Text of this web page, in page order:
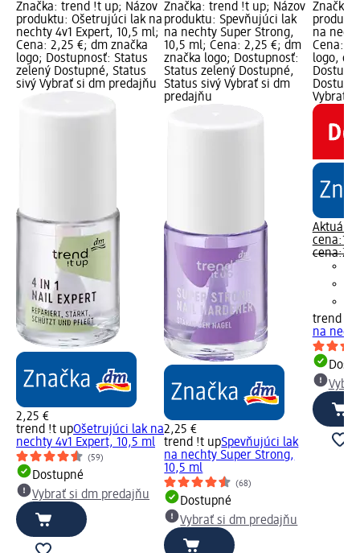
Značka: trend !t up; Názov
produktu: Ošetrujúci lak na
nechty 4v1 Expert, 10,5 ml;
Cena: 2,25 €; dm značka
logo; Dostupnosť: Status
zelený Dostupné, Status
sivý Vybrať si dm predajňu
2,25 €
trend !t upOšetrujúci lak na
nechty 4v1 Expert, 10,5 ml
(59)
Dostupné
Vybrať si dm predajňu
Značka: trend !t up; Názov
produktu: Spevňujúci lak
na nechty Super Strong,
10,5 ml; Cena: 2,25 €; dm
značka logo; Dostupnosť:
Status zelený Dostupné,
Status sivý Vybrať si dm
predajňu
2,25 €
trend !t upSpevňujúci lak
na nechty Super Strong,
10,5 ml
(68)
Dostupné
Vybrať si dm predajňu
Značka:
na
Cena:
logo,
Vybrať
Aktuálna
cena:
cena:
trend !t
na